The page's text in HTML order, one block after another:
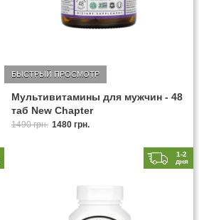
Мультивитамины для мужчин - 48
таб New Chapter
БЫСТРЫЙ ПРОСМОТР
1490 грн. 1480 грн.
1-2
дня